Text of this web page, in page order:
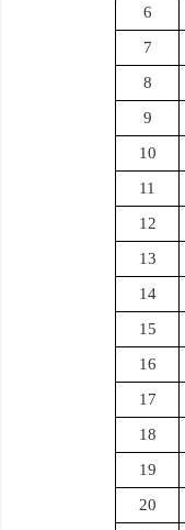
6
7
8
9
10
11
12
13
14
15
16
17
18
19
20